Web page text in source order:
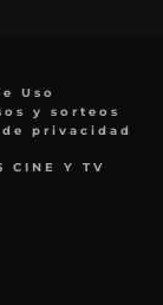
Uso
y sorteos
privacidad
CINE Y TV